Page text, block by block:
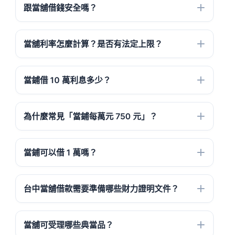
跟當舖借錢安全嗎？
當舖利率怎麼計算？是否有法定上限？
當鋪借 10 萬利息多少？
為什麼常見「當鋪每萬元 750 元」？
當鋪可以借 1 萬嗎？
台中當舖借款需要準備哪些財力證明文件？
當舖可受理哪些典當品？